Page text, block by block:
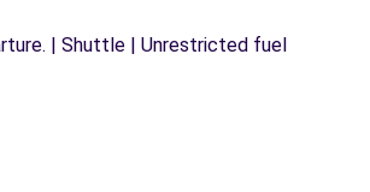
| Shuttle | Unrestricted fuel